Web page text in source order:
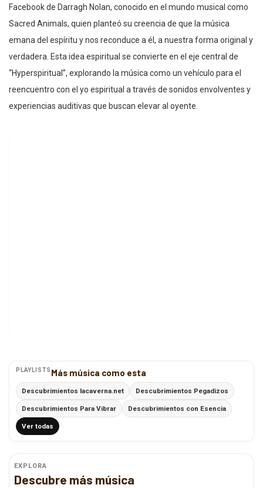
Facebook de Darragh Nolan, conocido en el mundo musical como
Sacred Animals, quien planteó su creencia de que la música
emana del espíritu y nos reconduce a él, a nuestra forma original y
verdadera. Esta idea espiritual se convierte en el eje central de
“Hyperspiritual”, explorando la música como un vehículo para el
reencuentro con el yo espiritual a través de sonidos envolventes y
experiencias auditivas que buscan elevar al oyente.
PLAYLISTS Más música como esta
Descubrimientos lacaverna.net Descubrimientos Pegadizos
Descubrimientos Para Vibrar Descubrimientos con Esencia
Ver todas
EXPLORA
Descubre más música